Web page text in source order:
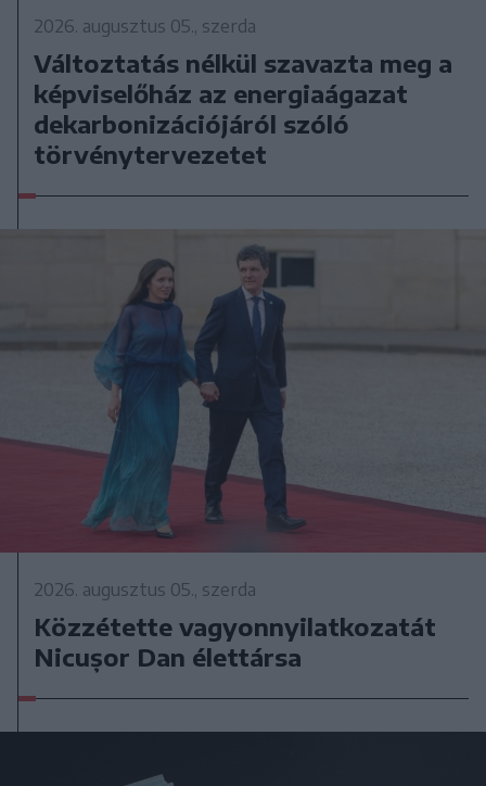
2026. augusztus 05., szerda
Változtatás nélkül szavazta meg a
képviselőház az energiaágazat
dekarbonizációjáról szóló
törvénytervezetet
2026. augusztus 05., szerda
Közzétette vagyonnyilatkozatát
Nicușor Dan élettársa